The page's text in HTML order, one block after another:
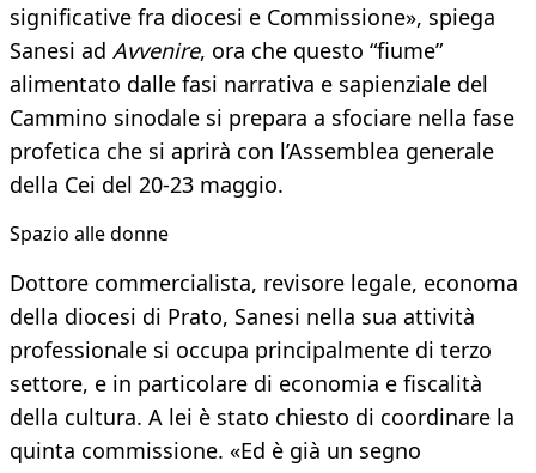
significative fra diocesi e Commissione», spiega
Sanesi ad Avvenire, ora che questo “fiume”
alimentato dalle fasi narrativa e sapienziale del
Cammino sinodale si prepara a sfociare nella fase
profetica che si aprirà con l’Assemblea generale
della Cei del 20-23 maggio.
Spazio alle donne
Dottore commercialista, revisore legale, economa
della diocesi di Prato, Sanesi nella sua attività
professionale si occupa principalmente di terzo
settore, e in particolare di economia e fiscalità
della cultura. A lei è stato chiesto di coordinare la
quinta commissione. «Ed è già un segno